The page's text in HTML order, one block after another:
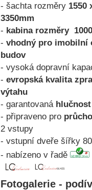
- šachta rozměry 1550
3350mm
- kabina rozměry
- vhodný pro imobilní
budov
- vysoká dopravní
- evropská kvalita
výtahu
- garantovaná
- připraveno pro
2 vstupy
- vstupní dveře šířky
- nabízeno v řadě
Fotogalerie -